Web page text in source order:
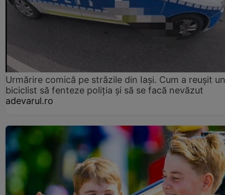
Urmărire comică pe străzile din Iași. Cum a reușit un
biciclist să fenteze poliția și să se facă nevăzut
adevarul.ro